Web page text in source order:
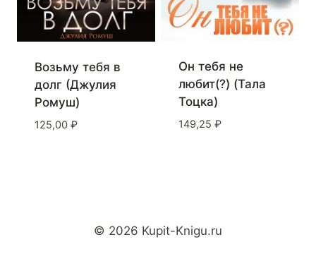
Возьму тебя в
долг (Джулия
Ромуш)
125,00 ₽
Он тебя не
любит(?) (Тала
Тоцка)
149,25 ₽
© 2026 Kupit-Knigu.ru